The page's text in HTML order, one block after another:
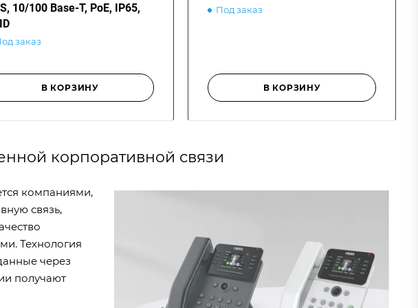
10/100 Base-T, PoE, IP65,
заказ
В КОРЗИНУ
Под заказ
В КОРЗИНУ
корпоративной связи
компаниями,
связь,
Технология
через
получают